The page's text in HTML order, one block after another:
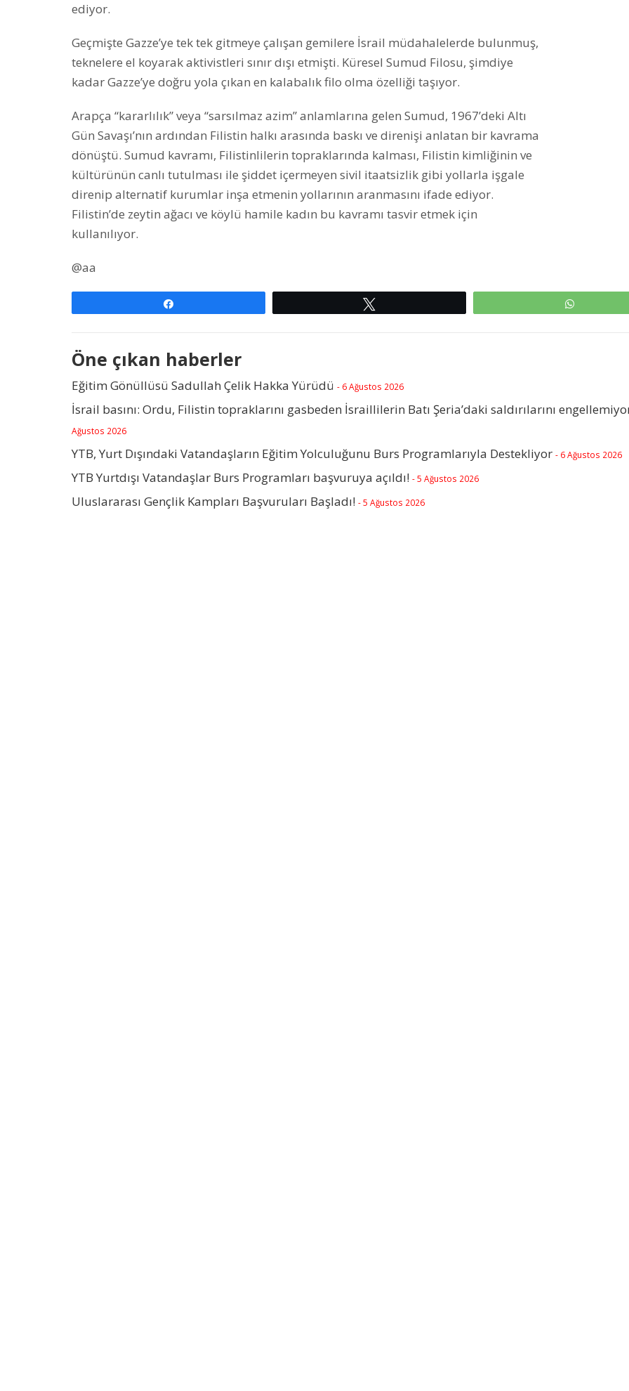
ediyor.
Geçmişte Gazze’ye tek tek gitmeye çalışan gemilere İsrail müdahalelerde bulunmuş,
teknelere el koyarak aktivistleri sınır dışı etmişti. Küresel Sumud Filosu, şimdiye
kadar Gazze’ye doğru yola çıkan en kalabalık filo olma özelliği taşıyor.
Arapça “kararlılık” veya “sarsılmaz azim” anlamlarına gelen Sumud, 1967’deki Altı
Gün Savaşı’nın ardından Filistin halkı arasında baskı ve direnişi anlatan bir kavrama
dönüştü. Sumud kavramı, Filistinlilerin topraklarında kalması, Filistin kimliğinin ve
kültürünün canlı tutulması ile şiddet içermeyen sivil itaatsizlik gibi yollarla işgale
direnip alternatif kurumlar inşa etmenin yollarının aranmasını ifade ediyor.
Filistin’de zeytin ağacı ve köylü hamile kadın bu kavramı tasvir etmek için
kullanılıyor.
@aa
Öne çıkan haberler
Eğitim Gönüllüsü Sadullah Çelik Hakka Yürüdü - 6 Ağustos 2026
İsrail basını: Ordu, Filistin topraklarını gasbeden İsraillilerin Batı Şeria’daki saldırılarını
Ağustos 2026
YTB, Yurt Dışındaki Vatandaşların Eğitim Yolculuğunu Burs Programlarıyla Destekliyor - 6 Ağustos 2026
YTB Yurtdışı Vatandaşlar Burs Programları başvuruya açıldı! - 5 Ağustos 2026
Uluslararası Gençlik Kampları Başvuruları Başladı! - 5 Ağustos 2026